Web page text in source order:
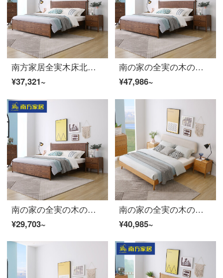
南方家居全実木床北欧白蝋木ダブルベッド現代簡単寝室1.8 mの大型ベッドの主な寝室の結婚ベッド2芫の実木床+マットレス*1(胡桃色)1500 mm*2000 mmフレーム構造
¥37,321~
南の家の全実の木のベッド北欧の白蝋の木のダブルベッドは近代的で簡単に寝室の1.8メートルの大きいベッドの主な寝室の婚床の1〓〓〓の実の木のベッド+マットレス*1+4 Sの雲が敷いて豪華な版の1500 mm*2000 mmフレームの構造を敷きます
¥47,986~
南の家の全実の木のベッド北欧の白い蝋の木のダブルベッドは現代で簡単に寝室1.8メートルの大きいベッドの主な寝室の結婚ベッドの2〓〓〓の実の木のベッド（胡桃の木の色）15000 mm*2000 mmフレームの構造を予約します。
¥29,703~
南の家の全実の木のベッド北欧のダブルベッドの白い蝋の木の実のベッドの柔らかい包みのベッドの寝室の大きいベッドの結婚するベッドの家具の1〓〓〓の実の木のベッド+マットレス*1+4 Sの雲は豪華な版の15000 mm*2000 mmフレームの構造を敷きます
¥40,985~